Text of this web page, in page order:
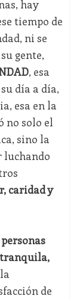
hay
tiempo de
ni se
gente,
, esa
día a día,
esa en la
no solo el
sino la
luchando
caridad y
tranquila,
la
de